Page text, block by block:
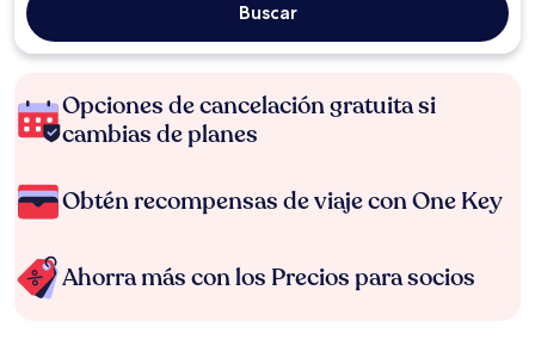
Buscar
Opciones de cancelación gratuita si
cambias de planes
Obtén recompensas de viaje con One Key
Ahorra más con los Precios para socios